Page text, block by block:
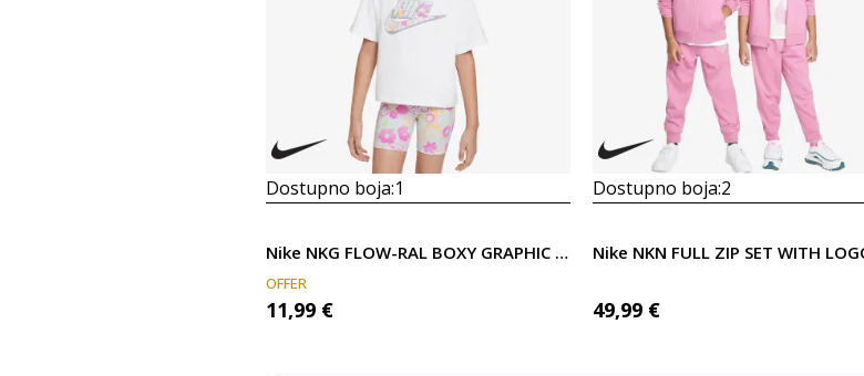
Dostupno boja:1
Nike NKG FLOW-RAL BOXY GRAPHIC TEE
OFFER
11,99 €
Dostupno boja:2
49,99 €